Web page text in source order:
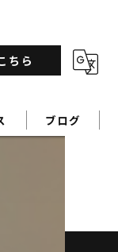
ちら
ブログ